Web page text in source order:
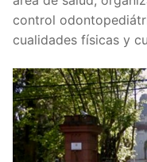
control
cualidades físicas y